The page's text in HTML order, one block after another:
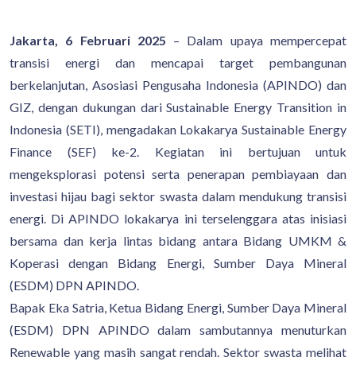
Jakarta, 6 Februari 2025 – Dalam upaya mempercepat
transisi energi dan mencapai target pembangunan
berkelanjutan, Asosiasi Pengusaha Indonesia (APINDO) dan
GIZ, dengan dukungan dari Sustainable Energy Transition in
Indonesia (SETI), mengadakan Lokakarya Sustainable Energy
Finance (SEF) ke-2. Kegiatan ini bertujuan untuk
mengeksplorasi potensi serta penerapan pembiayaan dan
investasi hijau bagi sektor swasta dalam mendukung transisi
energi. Di APINDO lokakarya ini terselenggara atas inisiasi
bersama dan kerja lintas bidang antara Bidang UMKM &
Koperasi dengan Bidang Energi, Sumber Daya Mineral
(ESDM) DPN APINDO.
Bapak Eka Satria, Ketua Bidang Energi, Sumber Daya Mineral
(ESDM) DPN APINDO dalam sambutannya menuturkan
Renewable yang masih sangat rendah. Sektor swasta melihat